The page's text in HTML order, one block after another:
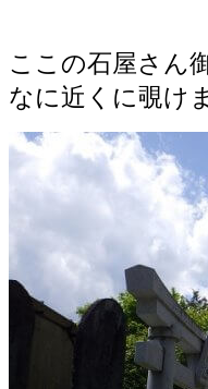
ここの石屋さん
なに近くに覗け